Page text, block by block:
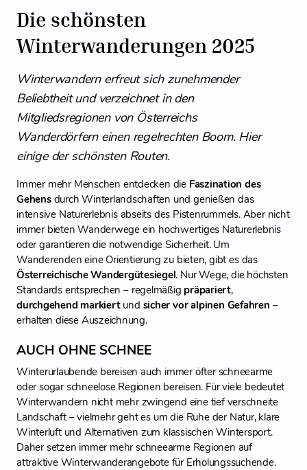
Die schönsten
Winterwanderungen 2025
Winterwandern erfreut sich zunehmender
Beliebtheit und verzeichnet in den
Mitgliedsregionen von Österreichs
Wanderdörfern einen regelrechten Boom. Hier
einige der schönsten Routen.
Immer mehr Menschen entdecken die Faszination des
Gehens durch Winterlandschaften und genießen das
intensive Naturerlebnis abseits des Pistenrummels. Aber nicht
immer bieten Wanderwege ein hochwertiges Naturerlebnis
oder garantieren die notwendige Sicherheit. Um
Wanderenden eine Orientierung zu bieten, gibt es das
Österreichische Wandergütesiegel. Nur Wege, die höchsten
Standards entsprechen – regelmäßig präpariert,
durchgehend markiert und sicher vor alpinen Gefahren –
erhalten diese Auszeichnung.
AUCH OHNE SCHNEE
Winterurlaubende bereisen auch immer öfter schneearme
oder sogar schneelose Regionen bereisen. Für viele bedeutet
Winterwandern nicht mehr zwingend eine tief verschneite
Landschaft – vielmehr geht es um die Ruhe der Natur, klare
Winterluft und Alternativen zum klassischen Wintersport.
Daher setzen immer mehr schneearme Regionen auf
attraktive Winterwanderangebote für Erholungssuchende.